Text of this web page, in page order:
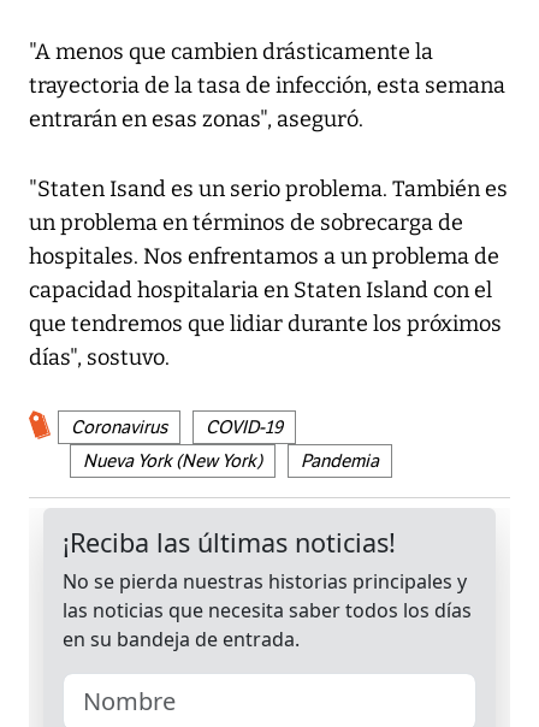
"A menos que cambien drásticamente la
trayectoria de la tasa de infección, esta semana
entrarán en esas zonas", aseguró.
"Staten Isand es un serio problema. También es
un problema en términos de sobrecarga de
hospitales. Nos enfrentamos a un problema de
capacidad hospitalaria en Staten Island con el
que tendremos que lidiar durante los próximos
días", sostuvo.
Coronavirus
COVID-19
Nueva York (New York)
Pandemia